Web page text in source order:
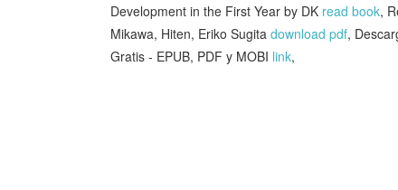
Development in the First Year by DK read book,
Mikawa, Hiten, Eriko Sugita download pdf,
Gratis - EPUB, PDF y MOBI link,